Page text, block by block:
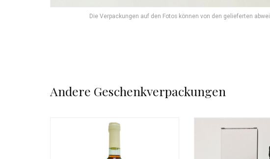
Die Verpackungen auf den Fotos können von den gelieferten
Andere Geschenkverpackungen